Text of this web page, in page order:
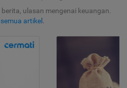
ulasan mengenai keuangan.
artikel .